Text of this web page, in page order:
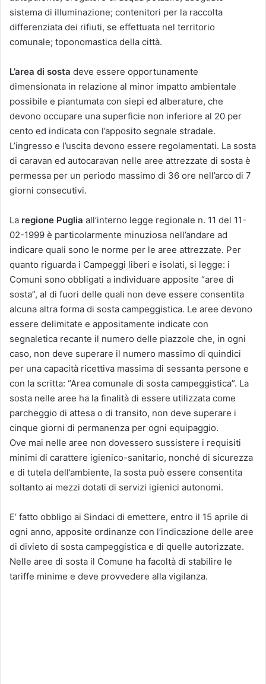
sistema di illuminazione; contenitori per la raccolta
differenziata dei rifiuti, se effettuata nel territorio
comunale; toponomastica della città.
L’area di sosta deve essere opportunamente
dimensionata in relazione al minor impatto ambientale
possibile e piantumata con siepi ed alberature, che
devono occupare una superficie non inferiore al 20 per
cento ed indicata con l’apposito segnale stradale.
L’ingresso e l’uscita devono essere regolamentati. La sosta
di caravan ed autocaravan nelle aree attrezzate di sosta è
permessa per un periodo massimo di 36 ore nell’arco di 7
giorni consecutivi.
La regione Puglia all’interno legge regionale n. 11 del 11-
02-1999 è particolarmente minuziosa nell’andare ad
indicare quali sono le norme per le aree attrezzate. Per
quanto riguarda i Campeggi liberi e isolati, si legge: i
Comuni sono obbligati a individuare apposite “aree di
sosta”, al di fuori delle quali non deve essere consentita
alcuna altra forma di sosta campeggistica. Le aree devono
essere delimitate e appositamente indicate con
segnaletica recante il numero delle piazzole che, in ogni
caso, non deve superare il numero massimo di quindici
per una capacità ricettiva massima di sessanta persone e
con la scritta: “Area comunale di sosta campeggistica”. La
sosta nelle aree ha la finalità di essere utilizzata come
parcheggio di attesa o di transito, non deve superare i
cinque giorni di permanenza per ogni equipaggio.
Ove mai nelle aree non dovessero sussistere i requisiti
minimi di carattere igienico-sanitario, nonché di sicurezza
e di tutela dell’ambiente, la sosta può essere consentita
soltanto ai mezzi dotati di servizi igienici autonomi.
E’ fatto obbligo ai Sindaci di emettere, entro il 15 aprile di
ogni anno, apposite ordinanze con l’indicazione delle aree
di divieto di sosta campeggistica e di quelle autorizzate.
Nelle aree di sosta il Comune ha facoltà di stabilire le
tariffe minime e deve provvedere alla vigilanza.